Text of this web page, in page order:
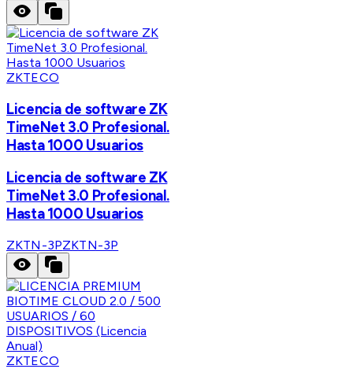
ZKTECO
Licencia de software ZK
TimeNet 3.0 Profesional.
Hasta 1000 Usuarios
Licencia de software ZK
TimeNet 3.0 Profesional.
Hasta 1000 Usuarios
ZKTN-3PZKTN-3P
ZKTECO